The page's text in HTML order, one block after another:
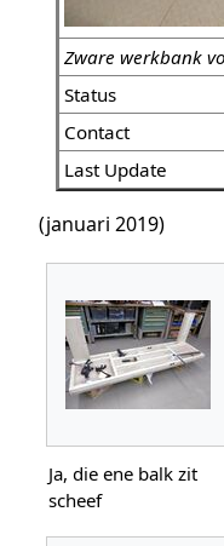
Zware werkbank
Status
Contact
Last Update
(januari 2019)
Ja, die ene balk zit
scheef